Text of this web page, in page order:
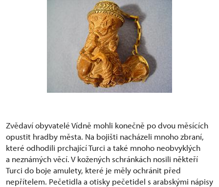
Zvědaví obyvatelé Vídně mohli konečně po dvou měsících
opustit hradby města. Na bojišti nacházeli mnoho zbraní,
které odhodili prchající Turci a také mnoho neobvyklých
a neznámých věcí. V kožených schránkách nosili někteří
Turci do boje amulety, které je měly ochránit před
nepřítelem. Pečetidla a otisky pečetidel s arabskými nápisy